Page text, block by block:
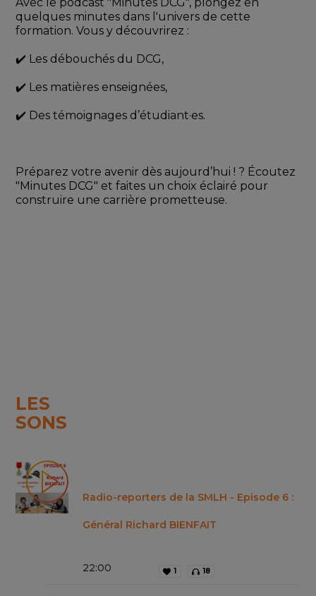
Avec le podcast "Minutes DCG", plongez en
quelques minutes dans l'univers de cette
formation. Vous y découvrirez :
✔️ Les débouchés du DCG,
✔️ Les matières enseignées,
✔️ Des témoignages d’étudiant·es.
Préparez votre avenir dès aujourd’hui ! ? Écoutez
"Minutes DCG" et faites un choix éclairé pour
construire une carrière prometteuse.
LES
SONS
Radio-reporters de la SMLH - Episode 6 :
Général Richard BIENFAIT
22:00 1 18